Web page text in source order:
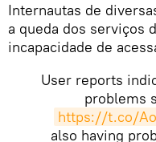
Internautas de
a queda dos serviços
incapacidade de
User reports
problems
https://t.co/
also having